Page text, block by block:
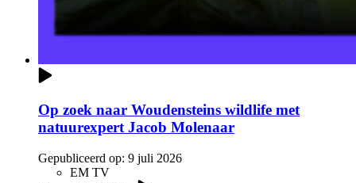
Op zoek naar Woudensteins wildlife met
natuurexpert Jacob Molenaar
Gepubliceerd op: 9 juli 2026
EM TV